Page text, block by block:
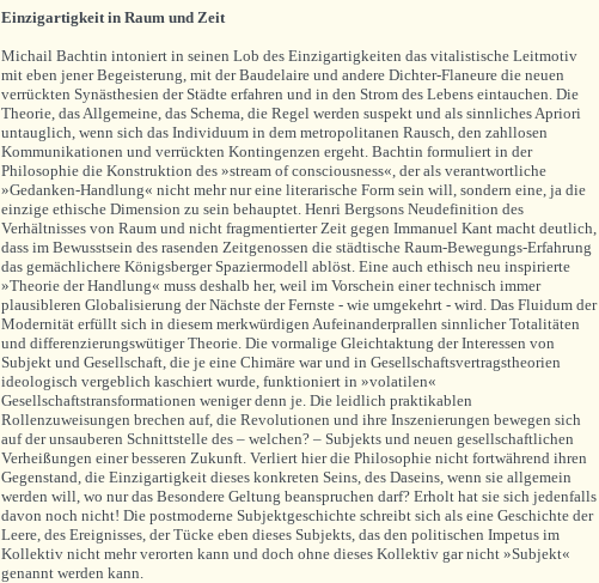
Einzigartigkeit in Raum und Zeit
Michail Bachtin intoniert in seinen Lob des Einzigartigkeiten das vitalistische Leitmotiv
mit eben jener Begeisterung, mit der Baudelaire und andere Dichter-Flaneure die neuen
verrückten Synästhesien der Städte erfahren und in den Strom des Lebens eintauchen. Die
Theorie, das Allgemeine, das Schema, die Regel werden suspekt und als sinnliches Apriori
untauglich, wenn sich das Individuum in dem metropolitanen Rausch, den zahllosen
Kommunikationen und verrückten Kontingenzen ergeht. Bachtin formuliert in der
Philosophie die Konstruktion des »stream of consciousness«, der als verantwortliche
»Gedanken-Handlung« nicht mehr nur eine literarische Form sein will, sondern eine, ja die
einzige ethische Dimension zu sein behauptet. Henri Bergsons Neudefinition des
Verhältnisses von Raum und nicht fragmentierter Zeit gegen Immanuel Kant macht deutlich,
dass im Bewusstsein des rasenden Zeitgenossen die städtische Raum-Bewegungs-Erfahrung
das gemächlichere Königsberger Spaziermodell ablöst. Eine auch ethisch neu inspirierte
»Theorie der Handlung« muss deshalb her, weil im Vorschein einer technisch immer
plausibleren Globalisierung der Nächste der Fernste - wie umgekehrt - wird. Das Fluidum der
Modernität erfüllt sich in diesem merkwürdigen Aufeinanderprallen sinnlicher Totalitäten
und differenzierungswütiger Theorie. Die vormalige Gleichtaktung der Interessen von
Subjekt und Gesellschaft, die je eine Chimäre war und in Gesellschaftsvertragstheorien
ideologisch vergeblich kaschiert wurde, funktioniert in »volatilen«
Gesellschaftstransformationen weniger denn je. Die leidlich praktikablen
Rollenzuweisungen brechen auf, die Revolutionen und ihre Inszenierungen bewegen sich
auf der unsauberen Schnittstelle des – welchen? – Subjekts und neuen gesellschaftlichen
Verheißungen einer besseren Zukunft. Verliert hier die Philosophie nicht fortwährend ihren
Gegenstand, die Einzigartigkeit dieses konkreten Seins, des Daseins, wenn sie allgemein
werden will, wo nur das Besondere Geltung beanspruchen darf? Erholt hat sie sich jedenfalls
davon noch nicht! Die postmoderne Subjektgeschichte schreibt sich als eine Geschichte der
Leere, des Ereignisses, der Tücke eben dieses Subjekts, das den politischen Impetus im
Kollektiv nicht mehr verorten kann und doch ohne dieses Kollektiv gar nicht »Subjekt«
genannt werden kann.